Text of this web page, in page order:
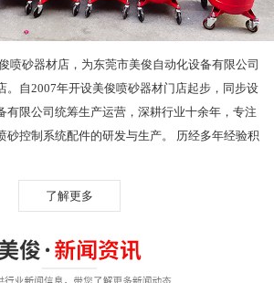
喷砂器材店，为东莞市美俊自动化设备有限公司
。自2007年开设美俊喷砂器材门店起步，同步设
有限公司统筹生产运营，深耕行业十余年，专注
砂控制系统配件的研发与生产。 历经多年经验积
了解更多